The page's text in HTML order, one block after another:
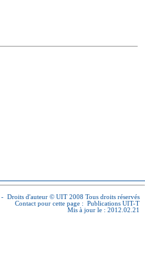
- Droits d'auteur © UIT 2008 Tous droits réservés
Contact pour cette page : Publications UIT-T
Mis à jour le : 2012.02.21